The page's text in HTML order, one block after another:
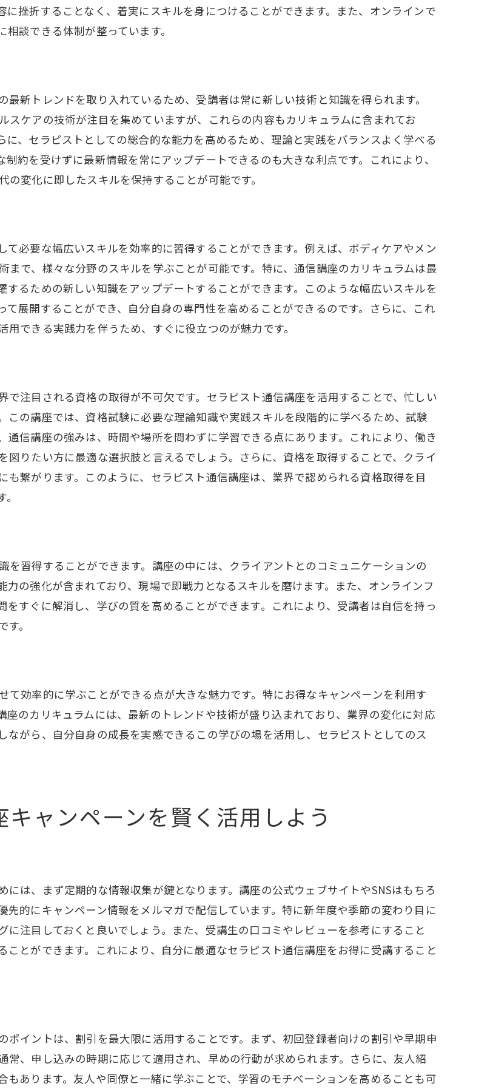
ーン時期を狙った受講のタイミング
でさらにお得に！
が提供するサポート体制
後のキャリアパス
ン試験での合格を目指す
験体験を基にした合格への道
かしたビジネス展開のヒント
ーズに応えるスキルの習得
戦力となる技術研修
ン講義での技術向上法
技術デモンストレーション
ブサイトでの情報確認
登録で最新情報をゲット
ローでキャンペーン速報を受け取る
キャンペーンの見逃し防止
る情報源の活用術
ト業界の情報収集方法
カリキュラム内容
らの高評価ポイント
かす受講スタイル
大化する時間管理術
ンサポートの効果的な活用
後の継続的なスキルアップ
テージへの挑戦方法
を促す目標設定
成功体験から学ぶ
ジョンを描くワークショップ
挫折することなく、着実にスキルを身につけることができます。また、オンラインで
談できる体制が整っています。
新トレンドを取り入れているため、受講者は常に新しい技術と知識を得られます。
ケアの技術が注目を集めていますが、これらの内容もカリキュラムに含まれてお
、セラピストとしての総合的な能力を高めるため、理論と実践をバランスよく学べる
約を受けずに最新情報を常にアップデートできるのも大きな利点です。これにより、
変化に即したスキルを保持することが可能です。
必要な幅広いスキルを効率的に習得することができます。例えば、ボディケアやメン
で、様々な分野のスキルを学ぶことが可能です。特に、通信講座のカリキュラムは最
るための新しい知識をアップデートすることができます。このような幅広いスキルを
展開することができ、自分自身の専門性を高めることができるのです。さらに、これ
できる実践力を伴うため、すぐに役立つのが魅力です。
注目される資格の取得が不可欠です。セラピスト通信講座を活用することで、忙しい
この講座では、資格試験に必要な理論知識や実践スキルを段階的に学べるため、試験
信講座の強みは、時間や場所を問わずに学習できる点にあります。これにより、働き
りたい方に最適な選択肢と言えるでしょう。さらに、資格を取得することで、クライ
繋がります。このように、セラピスト通信講座は、業界で認められる資格取得を目
習得することができます。講座の中には、クライアントとのコミュニケーションの
の強化が含まれており、現場で即戦力となるスキルを磨けます。また、オンラインフ
すぐに解消し、学びの質を高めることができます。これにより、受講者は自信を持っ
。
効率的に学ぶことができる点が大きな魅力です。特にお得なキャンペーンを利用す
のカリキュラムには、最新のトレンドや技術が盛り込まれており、業界の変化に対応
がら、自分自身の成長を実感できるこの学びの場を活用し、セラピストとしてのス
ャンペーンを賢く活用しよう
は、まず定期的な情報収集が鍵となります。講座の公式ウェブサイトやSNSはもちろ
的にキャンペーン情報をメルマガで配信しています。特に新年度や季節の変わり目に
注目しておくと良いでしょう。また、受講生の口コミやレビューを参考にすること
とができます。これにより、自分に最適なセラピスト通信講座をお得に受講すること
イントは、割引を最大限に活用することです。まず、初回登録者向けの割引や早期申
常、申し込みの時期に応じて適用され、早めの行動が求められます。さらに、友人紹
あります。友人や同僚と一緒に学ぶことで、学習のモチベーションを高めることも可